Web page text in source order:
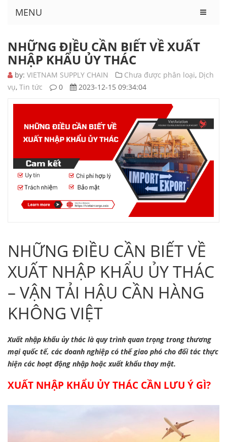
MENU
NHỮNG ĐIỀU CẦN BIẾT VỀ XUẤT
NHẬP KHẨU ỦY THÁC
by: VIETNAM SUPPLY CHAIN Chưa được phân loại, Dịch
vụ, Tin tức 0 2023-12-15 09:34:04
NHỮNG ĐIỀU CẦN BIẾT VỀ
XUẤT NHẬP KHẨU ỦY THÁC
– VẬN TẢI HẬU CẦN HÀNG
KHÔNG VIỆT
Xuất nhập khẩu ủy thác là quy trình quan trọng trong thương
mại quốc tế, các doanh nghiệp có thể giao phó cho đối tác thực
hiện các hoạt động nhập hoặc xuất khẩu thay mặt.
XUẤT NHẬP KHẨU ỦY THÁC CẦN LƯU Ý GÌ?